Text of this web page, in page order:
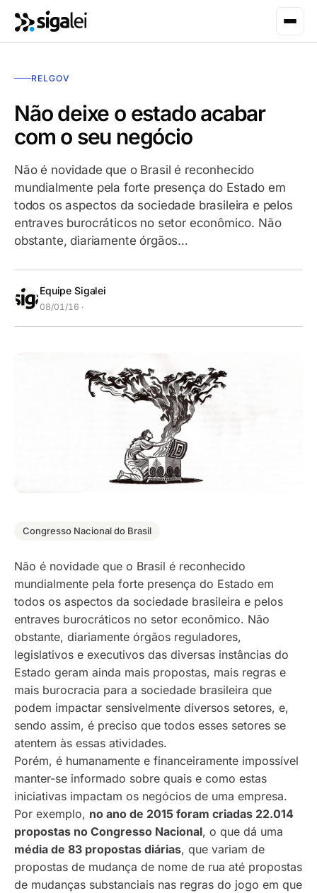
RELGOV
Não deixe o estado acabar
com o seu negócio
Não é novidade que o Brasil é reconhecido
mundialmente pela forte presença do Estado em
todos os aspectos da sociedade brasileira e pelos
entraves burocráticos no setor econômico. Não
obstante, diariamente órgãos…
Equipe Sigalei
08/01/16 ·
Congresso Nacional do Brasil
Não é novidade que o Brasil é reconhecido
mundialmente pela forte presença do Estado em
todos os aspectos da sociedade brasileira e pelos
entraves burocráticos no setor econômico. Não
obstante, diariamente órgãos reguladores,
legislativos e executivos das diversas instâncias do
Estado geram ainda mais propostas, mais regras e
mais burocracia para a sociedade brasileira que
podem impactar sensivelmente diversos setores, e,
sendo assim, é preciso que todos esses setores se
atentem às essas atividades.
Porém, é humanamente e financeiramente impossível
manter-se informado sobre quais e como estas
iniciativas impactam os negócios de uma empresa.
Por exemplo, no ano de 2015 foram criadas 22.014
propostas no Congresso Nacional, o que dá uma
média de 83 propostas diárias, que variam de
propostas de mudança de nome de rua até propostas
de mudanças substanciais nas regras do jogo em que